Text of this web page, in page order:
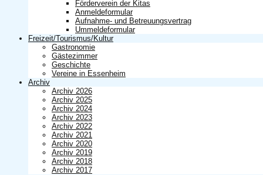
Förderverein der Kitas
Anmeldeformular
Aufnahme- und Betreuungsvertrag
Ummeldeformular
Freizeit/Tourismus/Kultur
Gastronomie
Gästezimmer
Geschichte
Vereine in Essenheim
Archiv
Archiv 2026
Archiv 2025
Archiv 2024
Archiv 2023
Archiv 2022
Archiv 2021
Archiv 2020
Archiv 2019
Archiv 2018
Archiv 2017